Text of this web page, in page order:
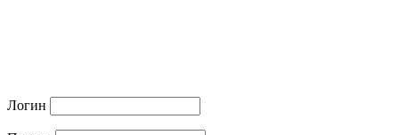
Логин